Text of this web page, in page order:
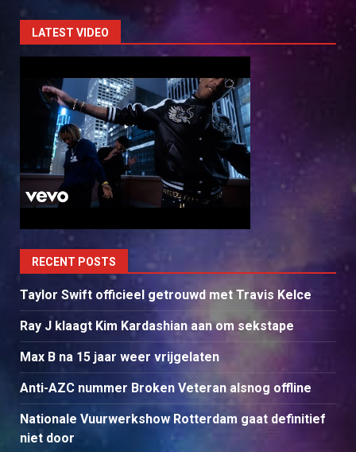
LATEST VIDEO
RECENT POSTS
Taylor Swift officieel getrouwd met Travis Kelce
Ray J klaagt Kim Kardashian aan om sekstape
Max B na 15 jaar weer vrijgelaten
Anti-AZC nummer Broken Veteran alsnog offline
Nationale Vuurwerkshow Rotterdam gaat definitief
niet door